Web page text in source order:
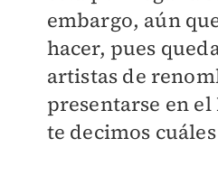
embargo, aún
hacer, pues
artistas de
presentarse en el
te decimos